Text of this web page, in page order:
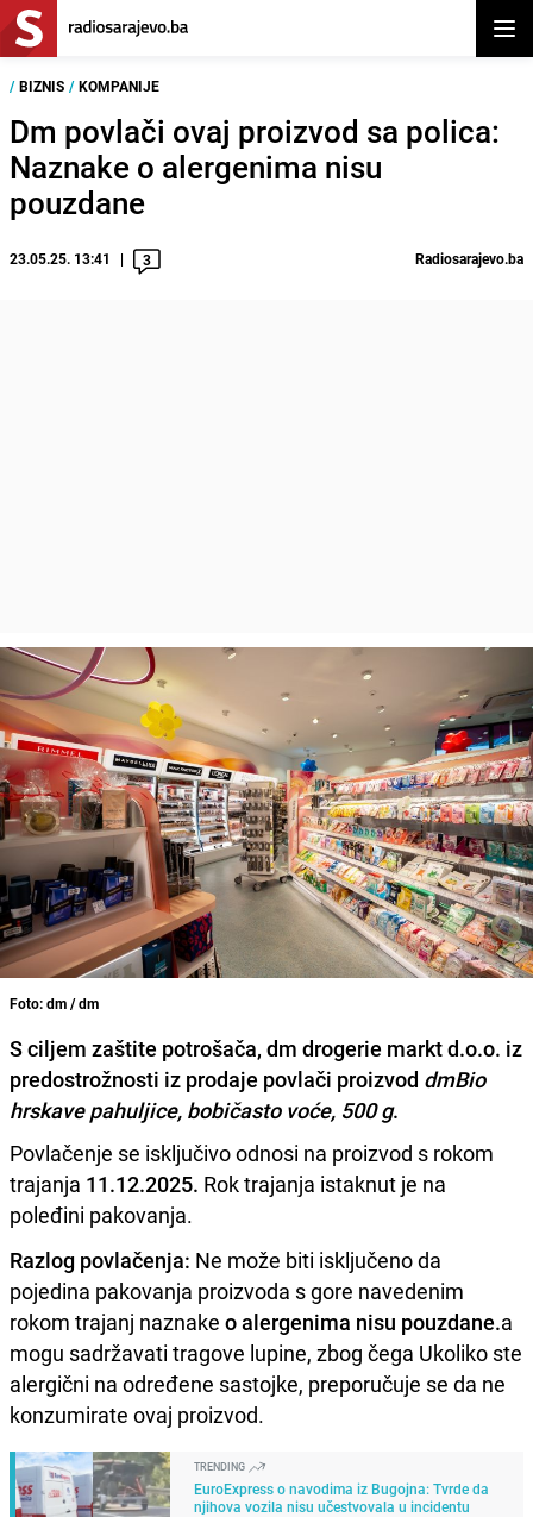
/ BIZNIS / KOMPANIJE
Dm povlači ovaj proizvod sa polica:
Naznake o alergenima nisu
pouzdane
23.05.25. 13:41 3 Radiosarajevo.ba
Foto: dm / dm
S ciljem zaštite potrošača, dm drogerie markt d.o.o. iz
predostrožnosti iz prodaje povlači proizvod dmBio
hrskave pahuljice, bobičasto voće, 500 g.
Povlačenje se isključivo odnosi na proizvod s rokom
trajanja 11.12.2025. Rok trajanja istaknut je na
poleđini pakovanja.
Razlog povlačenja: Ne može biti isključeno da
pojedina pakovanja proizvoda s gore navedenim
rokom trajanj naznake o alergenima nisu pouzdane.a
mogu sadržavati tragove lupine, zbog čega Ukoliko ste
alergični na određene sastojke, preporučuje se da ne
konzumirate ovaj proizvod.
TRENDING
EuroExpress o navodima iz Bugojna: Tvrde da
njihova vozila nisu učestvovala u incidentu